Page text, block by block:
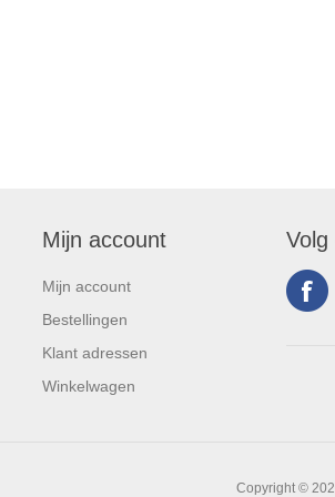
Mijn account
Mijn account
Bestellingen
Klant adressen
Winkelwagen
Volg
Copyright ©